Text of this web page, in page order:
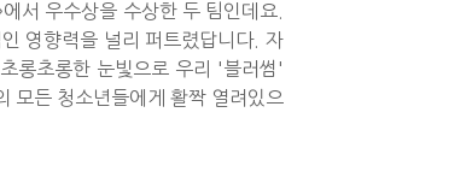
서 우수상을 수상한 두 팀인데요.
영향력을 널리 퍼트렸답니다. 자
롱초롱한 눈빛으로 우리 '블러썸'
모든 청소년들에게 활짝 열려있으